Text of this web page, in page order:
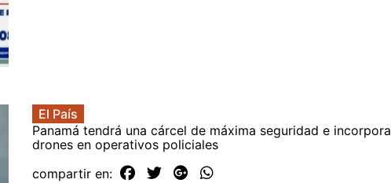
El País
Panamá tendrá una cárcel de máxima seguridad e
drones en operativos policiales
compartir en: